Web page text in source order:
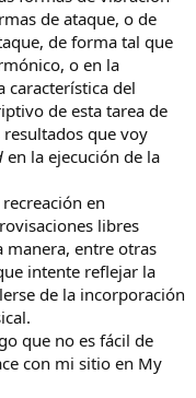
de ataque, o de
de forma tal que
o en la
característica del
de esta tarea de
que voy
en la ejecución de la
en
libres
manera, entre otras
intente reflejar la
de la incorporación
que no es fácil de
con mi sitio en My